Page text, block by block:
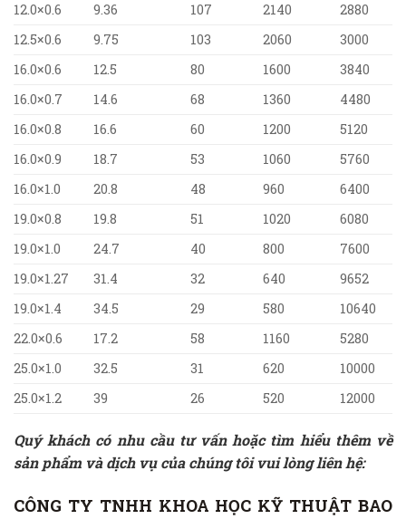
12.0×0.6
9.36 107 2140
2880
12.5×0.6
9.75 103 2060
3000
16.0×0.6
12.5 80 1600
3840
16.0×0.7
14.6 68 1360
4480
16.0×0.8
16.6 60 1200
5120
16.0×0.9
18.7 53 1060
5760
16.0×1.0
20.8 48 960
6400
19.0×0.8
19.8 51 1020
6080
19.0×1.0
24.7 40 800
7600
19.0×1.27
31.4 32 640
9652
19.0×1.4
34.5 29 580
10640
22.0×0.6
17.2 58 1160
5280
25.0×1.0
32.5 31 620
10000
25.0×1.2
39 26 520 12000
Quý khách có nhu cầu tư vấn hoặc tìm hiểu thêm về
sản phẩm và dịch vụ của chúng tôi vui lòng liên hệ:
CÔNG TY TNHH KHOA HỌC KỸ THUẬT BAO